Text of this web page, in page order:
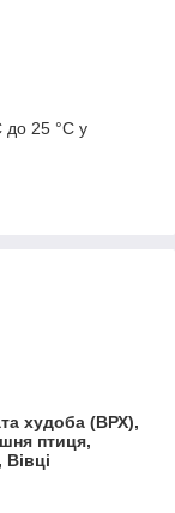
до 25 °С у
худоба (ВРХ),
птиця,